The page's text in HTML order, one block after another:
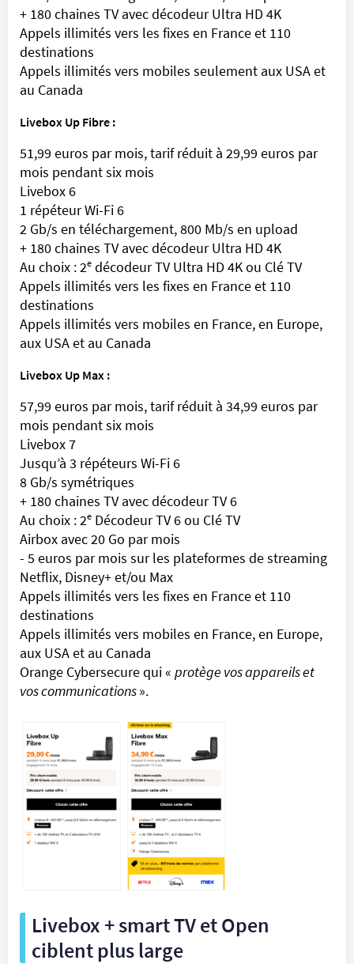
+ 180 chaines TV avec décodeur Ultra HD 4K
Appels illimités vers les fixes en France et 110
destinations
Appels illimités vers mobiles seulement aux USA et
au Canada
Livebox Up Fibre :
51,99 euros par mois, tarif réduit à 29,99 euros par
mois pendant six mois
Livebox 6
1 répéteur Wi-Fi 6
2 Gb/s en téléchargement, 800 Mb/s en upload
+ 180 chaines TV avec décodeur Ultra HD 4K
Au choix : 2ᵉ décodeur TV Ultra HD 4K ou Clé TV
Appels illimités vers les fixes en France et 110
destinations
Appels illimités vers mobiles en France, en Europe,
aux USA et au Canada
Livebox Up Max :
57,99 euros par mois, tarif réduit à 34,99 euros par
mois pendant six mois
Livebox 7
Jusqu’à 3 répéteurs Wi-Fi 6
8 Gb/s symétriques
+ 180 chaines TV avec décodeur TV 6
Au choix : 2ᵉ Décodeur TV 6 ou Clé TV
Airbox avec 20 Go par mois
- 5 euros par mois sur les plateformes de streaming
Netflix, Disney+ et/ou Max
Appels illimités vers les fixes en France et 110
destinations
Appels illimités vers mobiles en France, en Europe,
aux USA et au Canada
Orange Cybersecure qui « protège vos appareils et
vos communications».
Livebox + smart TV et Open
ciblent plus large